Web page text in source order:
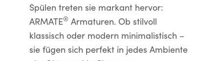
Spülen treten sie markant hervor:
ARMATE® Armaturen. Ob stilvoll
klassisch oder modern minimalistisch –
sie fügen sich perfekt in jedes Ambiente